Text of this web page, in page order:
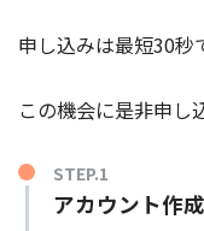
申し込みは最短30秒
この機会に是非申し
STEP.1
アカウント作成